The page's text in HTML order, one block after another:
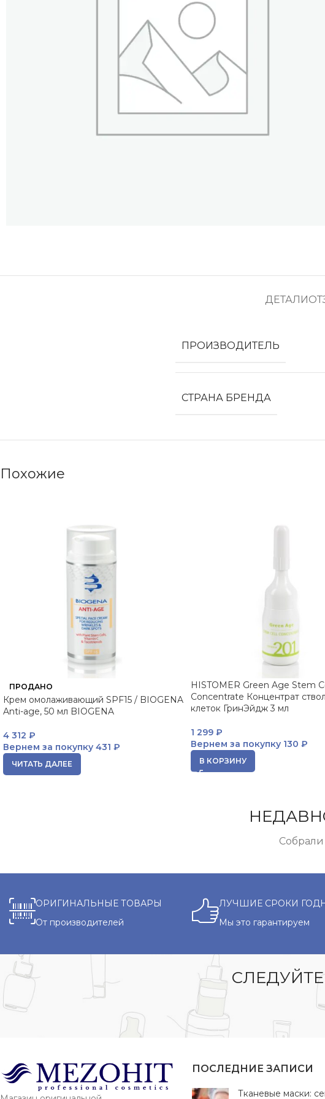
ДЕТАЛИ
ПРОИЗВОДИТЕЛЬ
СТРАНА БРЕНДА
Похожие
ПРОДАНО
Крем омолаживающий SPF15 / BIOGENA
Anti-age, 50 мл BIOGENA
4 312 ₽
Вернем за покупку 431 ₽
ЧИТАТЬ ДАЛЕЕ
HISTOMER Green Age Stem
Concentrate Концентрат
клеток ГринЭйдж 3 мл
1 299 ₽
Вернем за покупку130 ₽
В КОРЗИНУ
Собрали
ОРИГИНАЛЬНЫЕ ТОВАРЫ
От производителей
ЛУЧШИЕ СРОКИ
Мы это гарантируем
ПОСЛЕДНИЕ ЗАПИСИ
Тканевые маски: